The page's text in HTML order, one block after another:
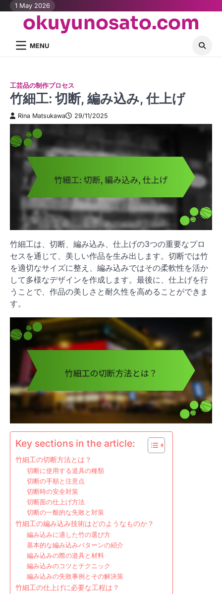
Skip
content
1 May 2026
okuyunosato.com
MENU
工芸品の制作プロセス
竹細工: 切断, 編み込み, 仕上げ
Rina Matsukawa 29/11/2025
竹細工は、切断、編み込み、仕上げの3つの重要なプロ
セスを通じて、美しい作品を生み出します。切断では竹
を適切なサイズに整え、編み込みではその柔軟性を活か
して多様なデザインを作成します。最後に、仕上げを行
うことで、作品の美しさと耐久性を高めることができま
す。
Key sections in the article:
竹細工の切断方法とは？
切断に使用する道具の種類
切断の手順と注意点
切断時の安全対策
切断面の仕上げ方法
切断の一般的な失敗と対策
竹細工の編み込み技術はどのようなものか？
編み込みに適した竹の選び方
基本的な編み込みパターンの紹介
編み込みの際の道具と材料
編み込みのコツとテクニック
編み込みの失敗事例とその解決策
竹細工の仕上げに必要な工程は？